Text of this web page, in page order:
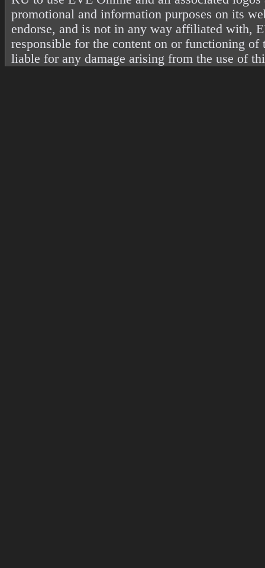
promotional and information purposes on its
endorse, and is not in any way affiliated with,
responsible for the content on or functioning of
liable for any damage arising from the use of